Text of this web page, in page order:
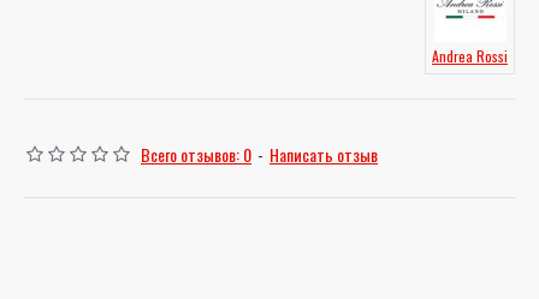
Andrea Rossi
Всего отзывов: 0 - Написать отзыв